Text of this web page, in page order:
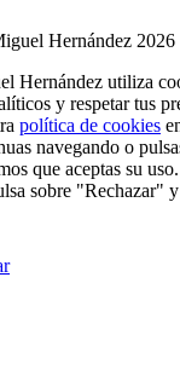
Hernández 2026
Hernández utiliza
y respetar tus
política de cookies
navegando o
que aceptas su
sobre "Rechazar"